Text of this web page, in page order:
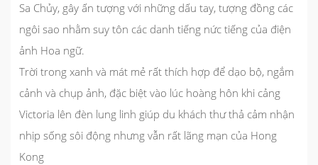
Sa Chủy, gây ấn tượng với những dấu tay, tượng đồng các
ngôi sao nhằm suy tôn các danh tiếng nức tiếng của điện
ảnh Hoa ngữ.
Trời trong xanh và mát mẻ rất thích hợp để dạo bộ, ngắm
cảnh và chụp ảnh, đặc biệt vào lúc hoàng hôn khi cảng
Victoria lên đèn lung linh giúp du khách thư thả cảm nhận
nhịp sống sôi động nhưng vẫn rất lãng mạn của Hong
Kong